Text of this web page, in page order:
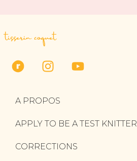
tisserin coquet
A PROPOS
APPLY TO BE A TEST KNITTER
CORRECTIONS